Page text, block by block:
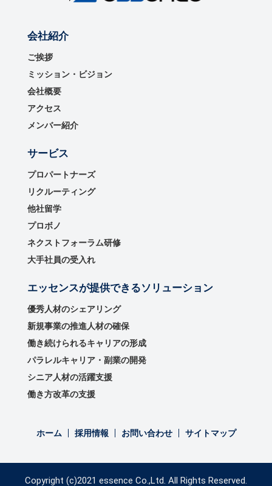
会社紹介
ご挨拶
ミッション・ビジョン
会社概要
アクセス
メンバー紹介
サービス
プロパートナーズ
リクルーティング
他社留学
プロボノ
ネクストフォーラム研修
大手社員の受入れ
エッセンスが提供できるソリューション
優秀⼈材のシェアリング
新規事業の推進⼈材の確保
働き続けられるキャリアの形成
パラレルキャリア・副業の開発
シニア人材の活躍支援
働き方改革の支援
ホーム 採用情報 お問い合わせ サイトマップ
Copyright (c)2021 essence Co.,Ltd. All Rights Reserved.